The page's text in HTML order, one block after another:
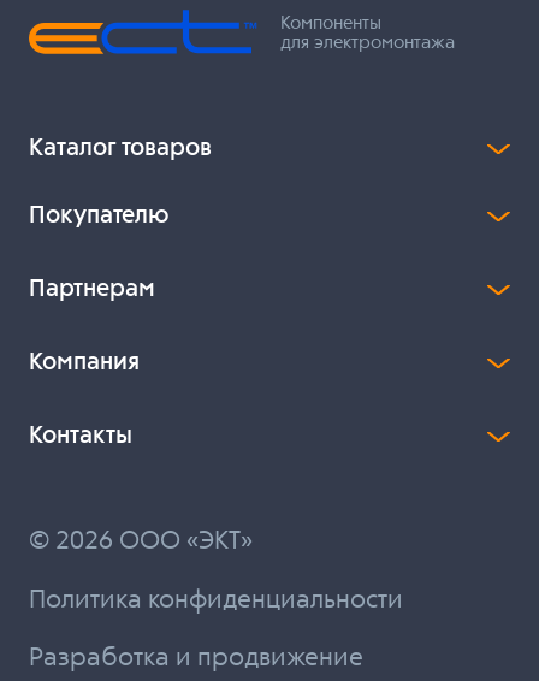
Компоненты
для электромонтажа
Каталог товаров
Покупателю
Партнерам
Компания
Контакты
© 2026 ООО «ЭКТ»
Политика конфиденциальности
Разработка и продвижение